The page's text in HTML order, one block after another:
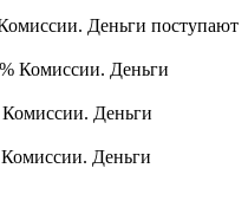
Деньги поступают
Комиссии. Деньги
Деньги
Деньги